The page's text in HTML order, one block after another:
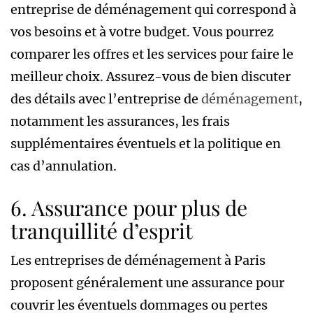
entreprise de déménagement qui correspond à
vos besoins et à votre budget. Vous pourrez
comparer les offres et les services pour faire le
meilleur choix. Assurez-vous de bien discuter
des détails avec l’entreprise de déménagement,
notamment les assurances, les frais
supplémentaires éventuels et la politique en
cas d’annulation.
6. Assurance pour plus de
tranquillité d’esprit
Les entreprises de déménagement à Paris
proposent généralement une assurance pour
couvrir les éventuels dommages ou pertes